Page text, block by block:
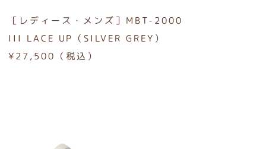
［レディース・メンズ］MBT-2000
III LACE UP（SILVER GREY）
¥27,500（税込）